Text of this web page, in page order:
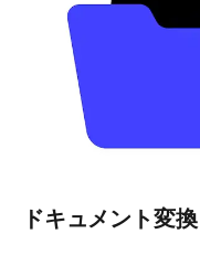
ドキュメント変換